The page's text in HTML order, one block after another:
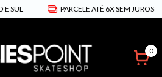
PARCELE ATÉ 6X SEM JUROS
0